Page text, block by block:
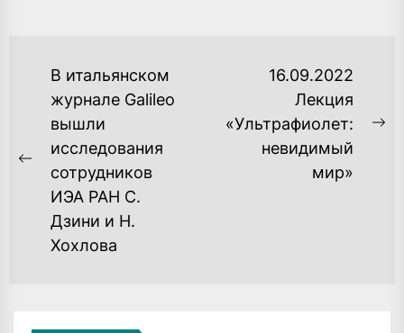
НАВИГАЦИЯ
ЗАПИСЯМ
Previous
post:
В итальянском
журнале Galileo
вышли
исследования
сотрудников
ИЭА РАН С.
Дзини и Н.
Хохлова
16.09.2022
Лекция
«Ультрафиолет:
невидимый
мир»